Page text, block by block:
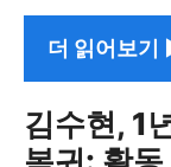
더 읽어보기
김수현, 1